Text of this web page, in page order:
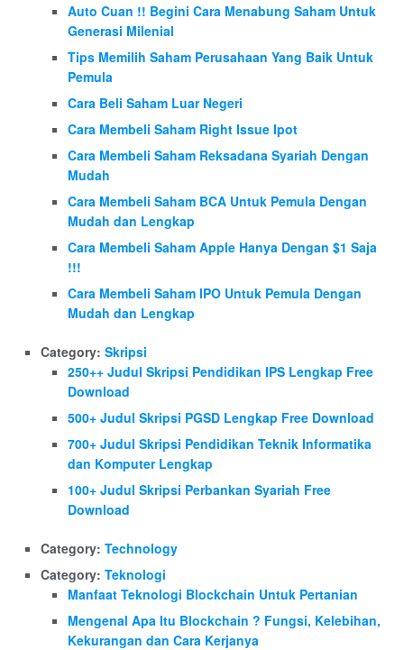
Auto Cuan !! Begini Cara Menabung Saham Untuk
Generasi Milenial
Tips Memilih Saham Perusahaan Yang Baik Untuk
Pemula
Cara Beli Saham Luar Negeri
Cara Membeli Saham Right Issue Ipot
Cara Membeli Saham Reksadana Syariah Dengan
Mudah
Cara Membeli Saham BCA Untuk Pemula Dengan
Mudah dan Lengkap
Cara Membeli Saham Apple Hanya Dengan $1 Saja
!!!
Cara Membeli Saham IPO Untuk Pemula Dengan
Mudah dan Lengkap
Category: Skripsi
250++ Judul Skripsi Pendidikan IPS Lengkap Free
Download
500+ Judul Skripsi PGSD Lengkap Free Download
700+ Judul Skripsi Pendidikan Teknik Informatika
dan Komputer Lengkap
100+ Judul Skripsi Perbankan Syariah Free
Download
Category: Technology
Category: Teknologi
Manfaat Teknologi Blockchain Untuk Pertanian
Mengenal Apa Itu Blockchain ? Fungsi, Kelebihan,
Kekurangan dan Cara Kerjanya